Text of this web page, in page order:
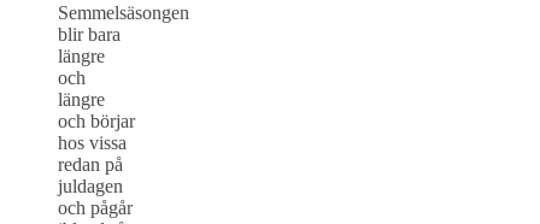
Semmelsäsongen
blir bara
längre
och
längre
och börjar
hos vissa
redan på
juldagen
och pågår